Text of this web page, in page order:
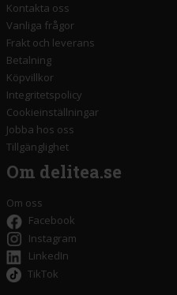
Kontakta oss
Vanliga frågor
Frakt och leverans
Betalning
Köpvillkor
Integritetspolicy
Cookieinställningar
Jobba hos oss
Tillgänglighet
Om delitea.se
Om oss
Facebook
Instagram
LinkedIn
TikTok